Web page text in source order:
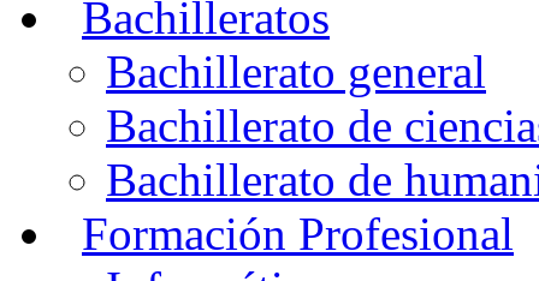
Bachilleratos
Bachillerato general
Bachillerato de
Bachillerato de
Formación Profesional